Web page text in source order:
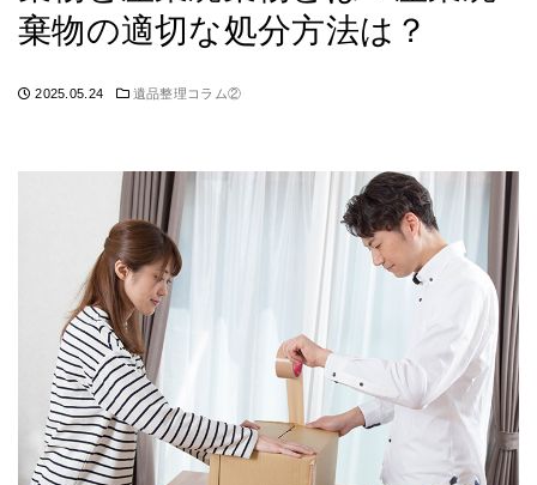
棄物の適切な処分方法は？
2025.05.24 遺品整理コラム②